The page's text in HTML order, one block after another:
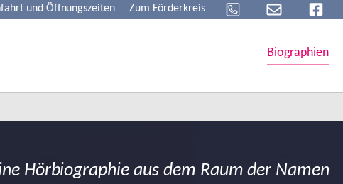
und Öffnungszeiten Zum Förderkreis
Biographien
Hörbiographie aus dem Raum der Namen